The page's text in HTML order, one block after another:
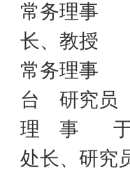
常务理
长、教授
常务理事
台 研究员
理 事 于
处长、研究